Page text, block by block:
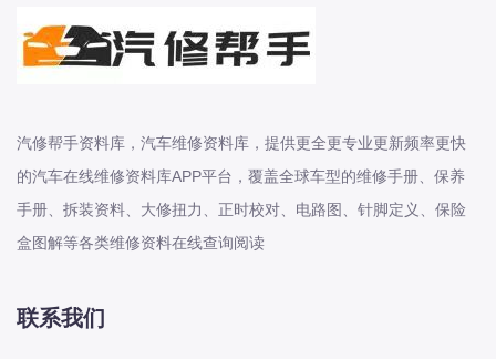
宝马
宝骏
宾利
本田
本田-东风本田
本田-广州本田
标致
汽修帮手资料库，汽车维修资料库，提供更全更专业更新频率更快
的汽车在线维修资料库APP平台，覆盖全球车型的维修手册、保养
手册、拆装资料、大修扭力、正时校对、电路图、针脚定义、保险
盒图解等各类维修资料在线查询阅读
联系我们